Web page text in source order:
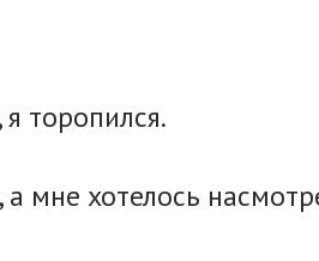
торопился.
а мне хотелось